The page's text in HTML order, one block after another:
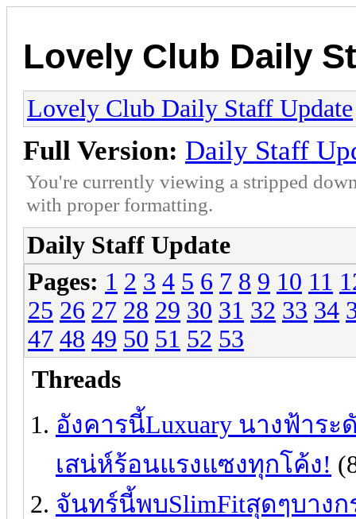
Lovely Club Daily
Lovely Club Daily Staff Update
Full Version: Daily Staff
You're currently viewing a stripped
with proper formatting.
Daily Staff Update
Pages: 1 2 3 4 5 6 7 8 9 10 11
25 26 27 28 29 30 31 32 33 34
47 48 49 50 51 52 53
Threads
อังคารนี้Luxuary นางฟ้าร
เสน่ห์ร้อนแรงแซงทุกโค้ง!
จันทร์นี้พบSlimFitสุดๆบาง